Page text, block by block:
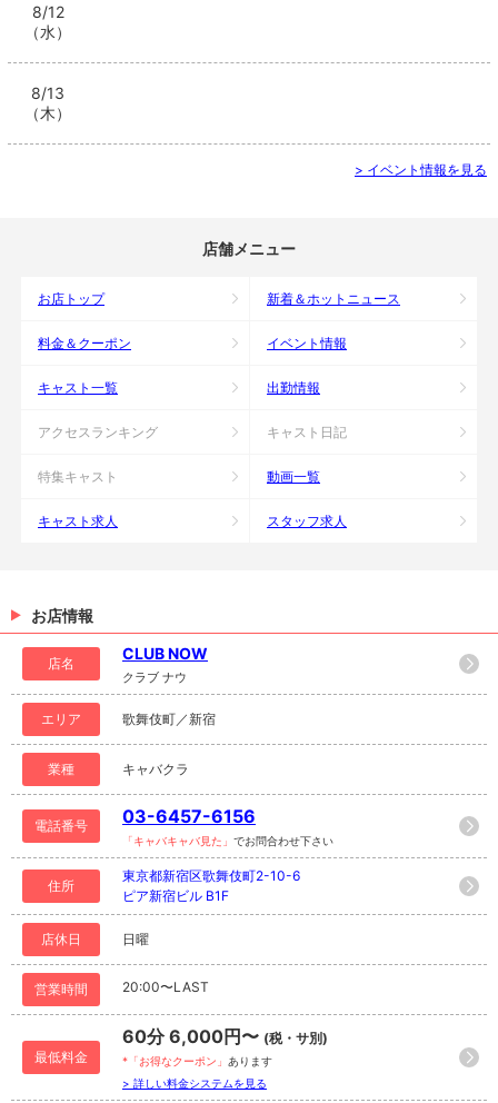
8/12
（水）
8/13
（木）
> イベント情報を見る
店舗メニュー
お店トップ 新着＆ホットニュース
料金＆クーポン イベント情報
キャスト一覧 出勤情報
アクセスランキング キャスト日記
特集キャスト 動画一覧
キャスト求人 スタッフ求人
お店情報
店名
CLUB NOW
クラブ ナウ
エリア 歌舞伎町／新宿
業種 キャバクラ
電話番号 03-6457-6156
「キャバキャバ見た」 でお問合わせ下さい
住所
東京都新宿区歌舞伎町2-10-6
ピア新宿ビル B1F
店休日 日曜
営業時間 20:00〜LAST
最低料金
60分 6,000円〜 (税・サ別)
*「お得なクーポン」 あります
> 詳しい料金システムを見る